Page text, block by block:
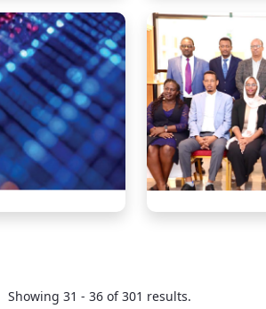
Showing 31 - 36 of 301 results.